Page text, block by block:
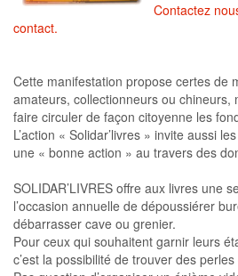
Contactez
contact.
Cette manifestation propose certes de
amateurs, collectionneurs ou chineurs,
faire circuler de façon citoyenne les
L’action « Solidar’livres » invite aussi
une « bonne action » au travers des
SOLIDAR’LIVRES offre aux livres une
l’occasion annuelle de dépoussiérer
débarrasser cave ou grenier.
Pour ceux qui souhaitent garnir leurs
c’est la possibilité de trouver des